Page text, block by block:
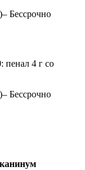
Бессрочно
пенал 4 г со
Бессрочно